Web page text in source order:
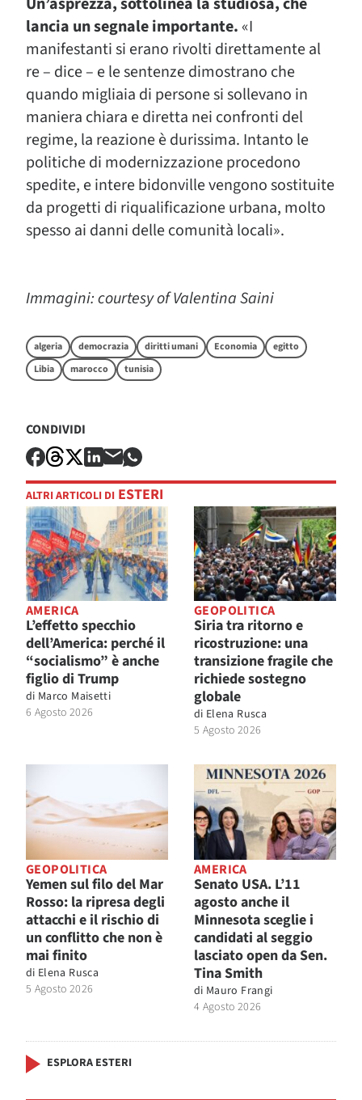
lancia un segnale importante. «I
manifestanti si erano rivolti direttamente al
re – dice – e le sentenze dimostrano che
quando migliaia di persone si sollevano in
maniera chiara e diretta nei confronti del
regime, la reazione è durissima. Intanto le
politiche di modernizzazione procedono
spedite, e intere bidonville vengono sostituite
da progetti di riqualificazione urbana, molto
spesso ai danni delle comunità locali».
Immagini: courtesy of Valentina Saini
algeria democrazia diritti umani Economia
egitto
Libia
marocco tunisia
CONDIVIDI
ALTRI ARTICOLI DI ESTERI
AMERICA
L’effetto specchio
dell’America: perché il
“socialismo” è anche
figlio di Trump
di Marco Maisetti
6 Agosto 2026
GEOPOLITICA
Siria tra ritorno e
ricostruzione: una
transizione fragile che
richiede sostegno
globale
di Elena Rusca
5 Agosto 2026
GEOPOLITICA
Yemen sul filo del Mar
Rosso: la ripresa degli
attacchi e il rischio di
un conflitto che non è
mai finito
di Elena Rusca
5 Agosto 2026
AMERICA
Senato USA. L’11
agosto anche il
Minnesota sceglie i
candidati al seggio
lasciato open da Sen.
Tina Smith
di Mauro Frangi
4 Agosto 2026
ESPLORA ESTERI